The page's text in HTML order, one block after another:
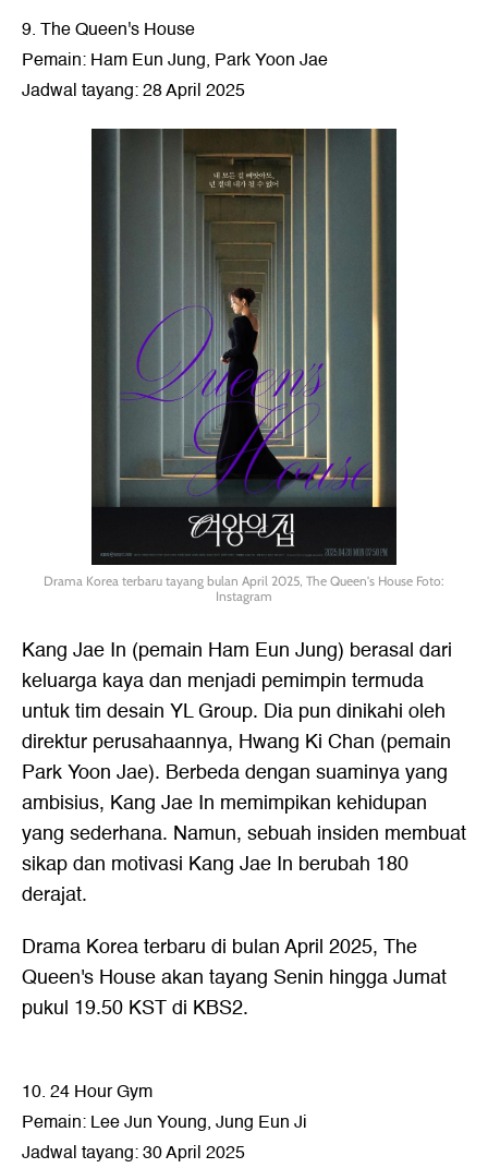
9. The Queen's House
Pemain: Ham Eun Jung, Park Yoon Jae
Jadwal tayang: 28 April 2025
Drama Korea terbaru tayang bulan April 2025, The Queen's House Foto:
Instagram
Kang Jae In (pemain Ham Eun Jung) berasal dari
keluarga kaya dan menjadi pemimpin termuda
untuk tim desain YL Group. Dia pun dinikahi oleh
direktur perusahaannya, Hwang Ki Chan (pemain
Park Yoon Jae). Berbeda dengan suaminya yang
ambisius, Kang Jae In memimpikan kehidupan
yang sederhana. Namun, sebuah insiden membuat
sikap dan motivasi Kang Jae In berubah 180
derajat.
Drama Korea terbaru di bulan April 2025, The
Queen's House akan tayang Senin hingga Jumat
pukul 19.50 KST di KBS2.
10. 24 Hour Gym
Pemain: Lee Jun Young, Jung Eun Ji
Jadwal tayang: 30 April 2025